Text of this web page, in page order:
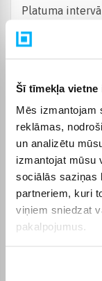
Šī tīmekļa
Mēs izmantojam
reklāmas,
un analizētu
izmantojat mūsu
sociālās saziņas
partneriem, kuri
viņiem sniedzat
pakalpojumus.
Platuma
Montāžas tips
Plīts tips
Plīts pārklājums
Plīts vadība
Kontroles vieta +